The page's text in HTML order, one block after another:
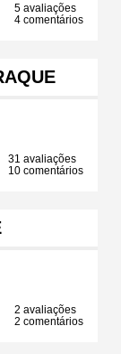
5 avaliações
4 comentários
31 avaliações
10 comentários
2 avaliações
2 comentários